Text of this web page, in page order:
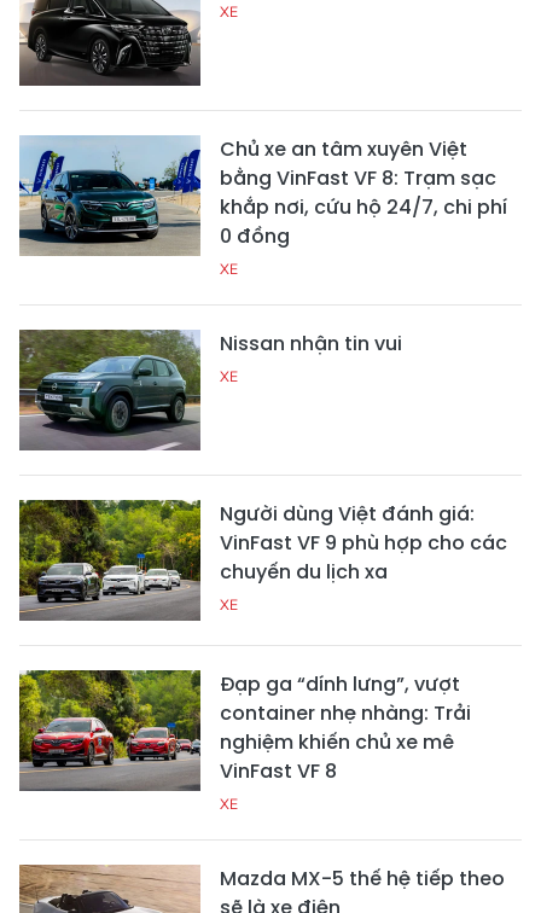
XE
Chủ xe an tâm xuyên Việt
bằng VinFast VF 8: Trạm sạc
khắp nơi, cứu hộ 24/7, chi phí
0 đồng
XE
Nissan nhận tin vui
XE
Người dùng Việt đánh giá:
VinFast VF 9 phù hợp cho các
chuyến du lịch xa
XE
Đạp ga “dính lưng”, vượt
container nhẹ nhàng: Trải
nghiệm khiến chủ xe mê
VinFast VF 8
XE
Mazda MX-5 thế hệ tiếp theo